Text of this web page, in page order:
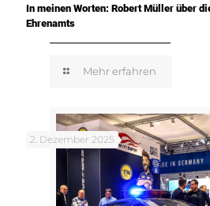
In meinen Worten: Robert Müller über
Ehrenamts
Mehr erfahren
2. Dezember 2025